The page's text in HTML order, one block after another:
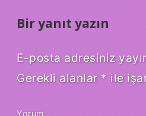
Bir yanıt yazın
E-posta adresiniz
Gerekli alanlar * ile
Yorum